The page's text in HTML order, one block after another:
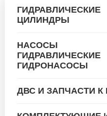
ГИДРАВЛИЧЕСКИЕ
ЦИЛИНДРЫ
НАСОСЫ
ГИДРАВЛИЧЕСКИЕ
ГИДРОНАСОСЫ
ДВС И ЗАПЧАСТИ К